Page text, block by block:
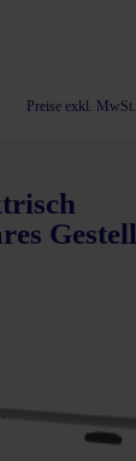
Preise exkl. MwSt.
Gestell